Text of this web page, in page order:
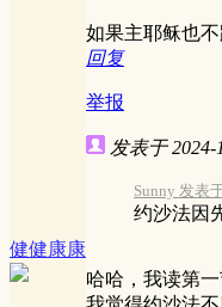
如果主耶稣也
回复
举报
健健康康
发表于 2024-
Sunny 发表
约沙法因
哈哈，我读第一